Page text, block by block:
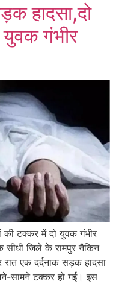
हादसा,दो
युवक गंभीर
की टक्कर में दो युवक गंभीर
जिले के रामपुर नैकिन
रात एक दर्दनाक सड़क हादसा
सामने टक्कर हो गई। इस